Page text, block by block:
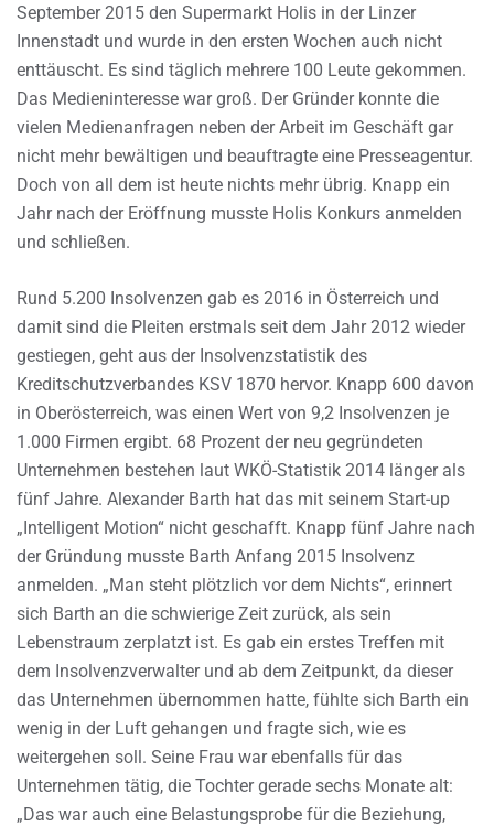
September 2015 den Supermarkt Holis in der Linzer
Innenstadt und wurde in den ersten Wochen auch nicht
enttäuscht. Es sind täglich mehrere 100 Leute gekommen.
Das Medieninteresse war groß. Der Gründer konnte die
vielen Medienanfragen neben der Arbeit im Geschäft gar
nicht mehr bewältigen und beauftragte eine Presseagentur.
Doch von all dem ist heute nichts mehr übrig. Knapp ein
Jahr nach der Eröffnung musste Holis Konkurs anmelden
und schließen.
Rund 5.200 Insolvenzen gab es 2016 in Österreich und
damit sind die Pleiten erstmals seit dem Jahr 2012 wieder
gestiegen, geht aus der Insolvenzstatistik des
Kreditschutzverbandes KSV 1870 hervor. Knapp 600 davon
in Oberösterreich, was einen Wert von 9,2 Insolvenzen je
1.000 Firmen ergibt. 68 Prozent der neu gegründeten
Unternehmen bestehen laut WKÖ-Statistik 2014 länger als
fünf Jahre. Alexander Barth hat das mit seinem Start-up
„Intelligent Motion“ nicht geschafft. Knapp fünf Jahre nach
der Gründung musste Barth Anfang 2015 Insolvenz
anmelden. „Man steht plötzlich vor dem Nichts“, erinnert
sich Barth an die schwierige Zeit zurück, als sein
Lebenstraum zerplatzt ist. Es gab ein erstes Treffen mit
dem Insolvenzverwalter und ab dem Zeitpunkt, da dieser
das Unternehmen übernommen hatte, fühlte sich Barth ein
wenig in der Luft gehangen und fragte sich, wie es
weitergehen soll. Seine Frau war ebenfalls für das
Unternehmen tätig, die Tochter gerade sechs Monate alt:
„Das war auch eine Belastungsprobe für die Beziehung,